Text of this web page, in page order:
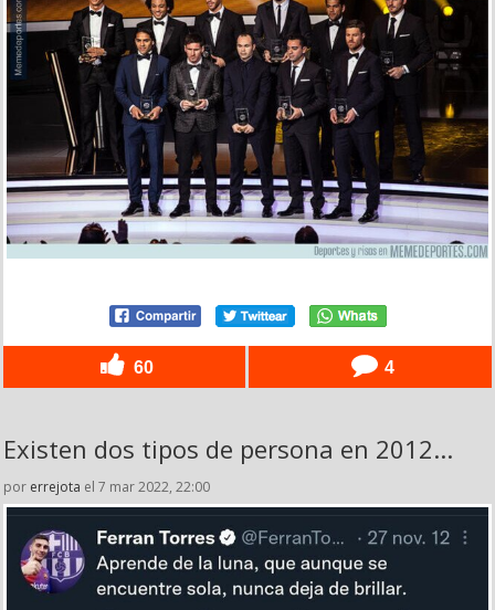
60 4
Existen dos tipos de persona en 2012...
por errejota el 7 mar 2022, 22:00